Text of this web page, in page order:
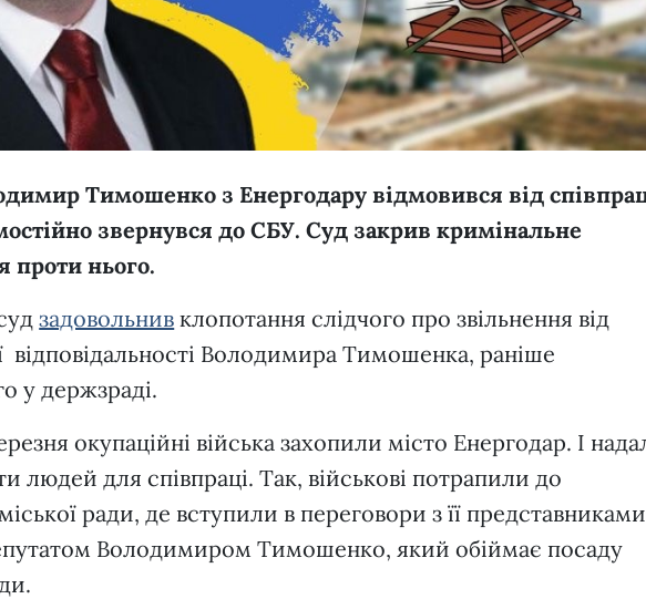
Тимошенко з Енергодару відмовився від
звернувся до СБУ. Суд закрив кримінальне
проти нього.
задовольнив клопотання слідчого про звільнення від
відповідальності Володимира Тимошенка, раніше
у держзраді.
окупаційні війська захопили місто Енергодар. І
людей для співпраці. Так, військові потрапили до
ради, де вступили в переговори з її
Володимиром Тимошенко, який обіймає посаду